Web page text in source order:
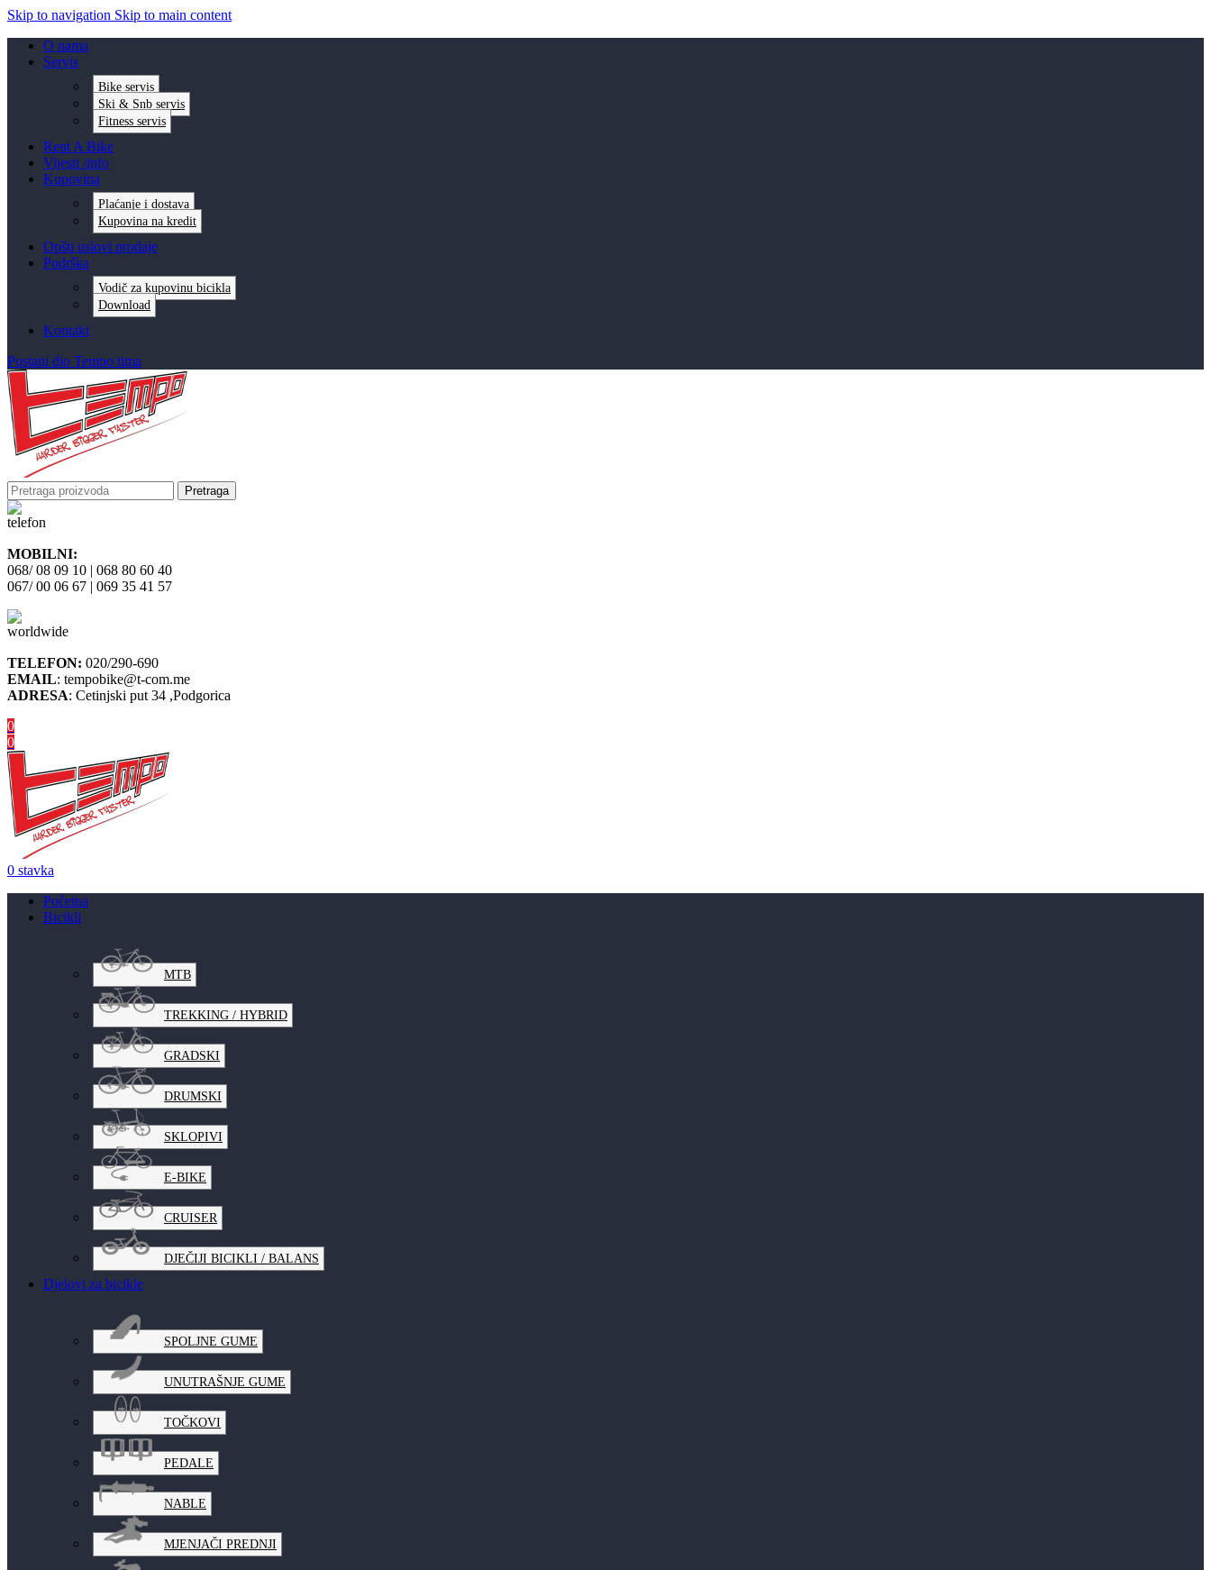
Skip to navigation Skip to main content
O nama
Servis
Bike servis
Ski & Snb servis
Fitness servis
Rent A Bike
Vijesti /info
Kupovina
Plaćanje i dostava
Kupovina na kredit
Opšti uslovi prodaje
Podrška
Vodič za kupovinu bicikla
Download
Kontakt
Postani dio Tempo tima
Pretraga
MOBILNI:
068/ 08 09 10 | 068 80 60 40
067/ 00 06 67 | 069 35 41 57
TELEFON: 020/290-690
EMAIL: tempobike@t-com.me
ADRESA: Cetinjski put 34 ,Podgorica
0
0
0 stavka
Početna
Bicikli
MTB
TREKKING / HYBRID
GRADSKI
DRUMSKI
SKLOPIVI
E-BIKE
CRUISER
DJEČIJI BICIKLI / BALANS
Djelovi za bicikle
SPOLJNE GUME
UNUTRAŠNJE GUME
TOČKOVI
PEDALE
NABLE
MJENJAČI PREDNJI